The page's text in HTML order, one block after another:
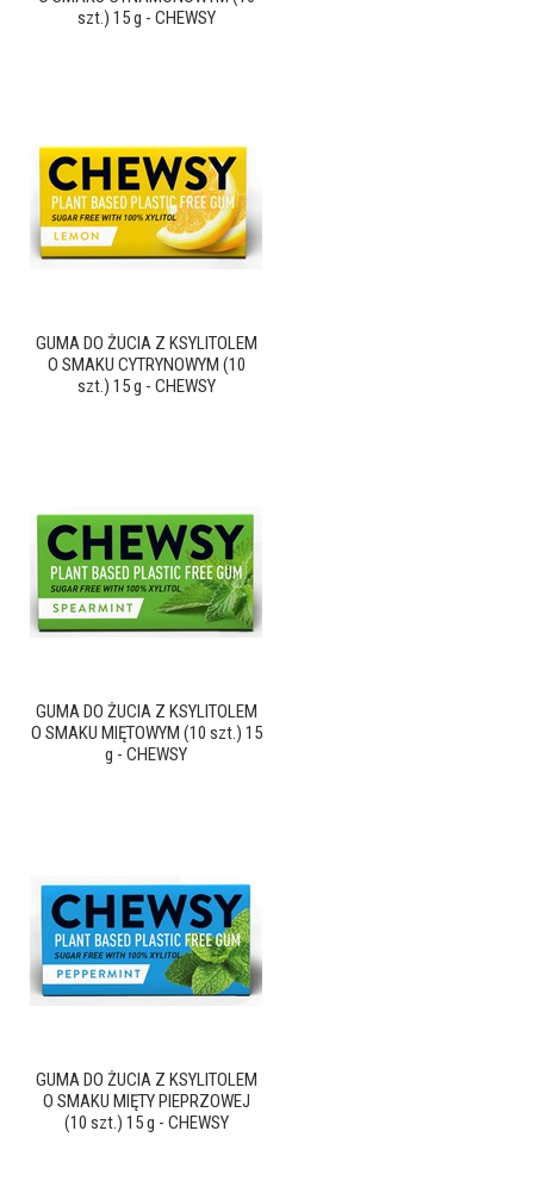
szt.) 15 g - CHEWSY
GUMA DO ŻUCIA Z KSYLITOLEM
O SMAKU CYTRYNOWYM (10
szt.) 15 g - CHEWSY
GUMA DO ŻUCIA Z KSYLITOLEM
O SMAKU MIĘTOWYM (10 szt.) 15
g - CHEWSY
GUMA DO ŻUCIA Z KSYLITOLEM
O SMAKU MIĘTY PIEPRZOWEJ
(10 szt.) 15 g - CHEWSY